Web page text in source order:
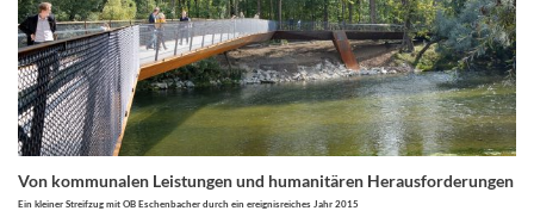
Von kommunalen Leistungen und humanitären Herausforderungen
Ein kleiner Streifzug mit OB Eschenbacher durch ein ereignisreiches Jahr 2015